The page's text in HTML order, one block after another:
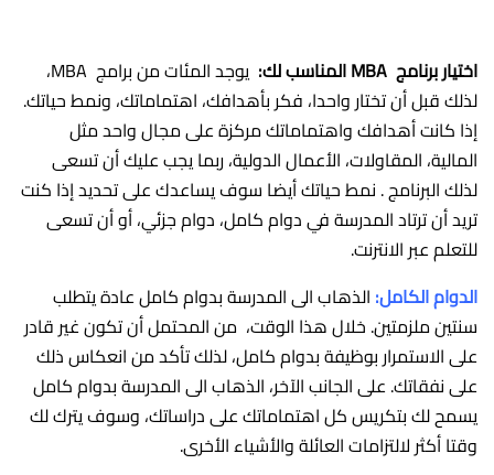
اختيار برنامج MBAالمناسب لك:
يوجد المئات من برامج MBA،
لذلك قبل أن تختار واحدا، فكر بأهدافك، اهتماماتك، ونمط حياتك.
إذا كانت أهدافك واهتماماتك مركزة على مجال واحد مثل
المالية، المقاولات، الأعمال الدولية، ربما يجب عليك أن تسعى
لذلك البرنامج . نمط حياتك أيضا سوف يساعدك على تحديد إذا كنت
تريد أن ترتاد المدرسة في دوام كامل، دوام جزئي، أو أن تسعى
للتعلم عبر الانترنت.
الدوام الكامل: الذهاب الى المدرسة بدوام كامل عادة يتطلب
سنتين ملزمتين. خلال هذا الوقت، من المحتمل أن تكون غير قادر
على الاستمرار بوظيفة بدوام كامل، لذلك تأكد من انعكاس ذلك
على نفقاتك. على الجانب الآخر، الذهاب الى المدرسة بدوام كامل
يسمح لك بتكريس كل اهتماماتك على دراساتك، وسوف يترك لك
وقتا أكثر لالتزامات العائلة والأشياء الأخرى.